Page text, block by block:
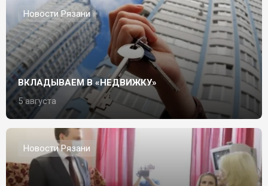
Новости Рязани
ВКЛАДЫВАЕМ В «НЕДВИЖКУ»
5 августа
Новости Рязани